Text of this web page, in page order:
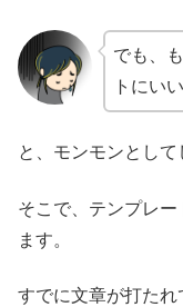
でも、
トにい
と、モンモンとして
そこで、テンプレ
ます。
すでに文章が打た